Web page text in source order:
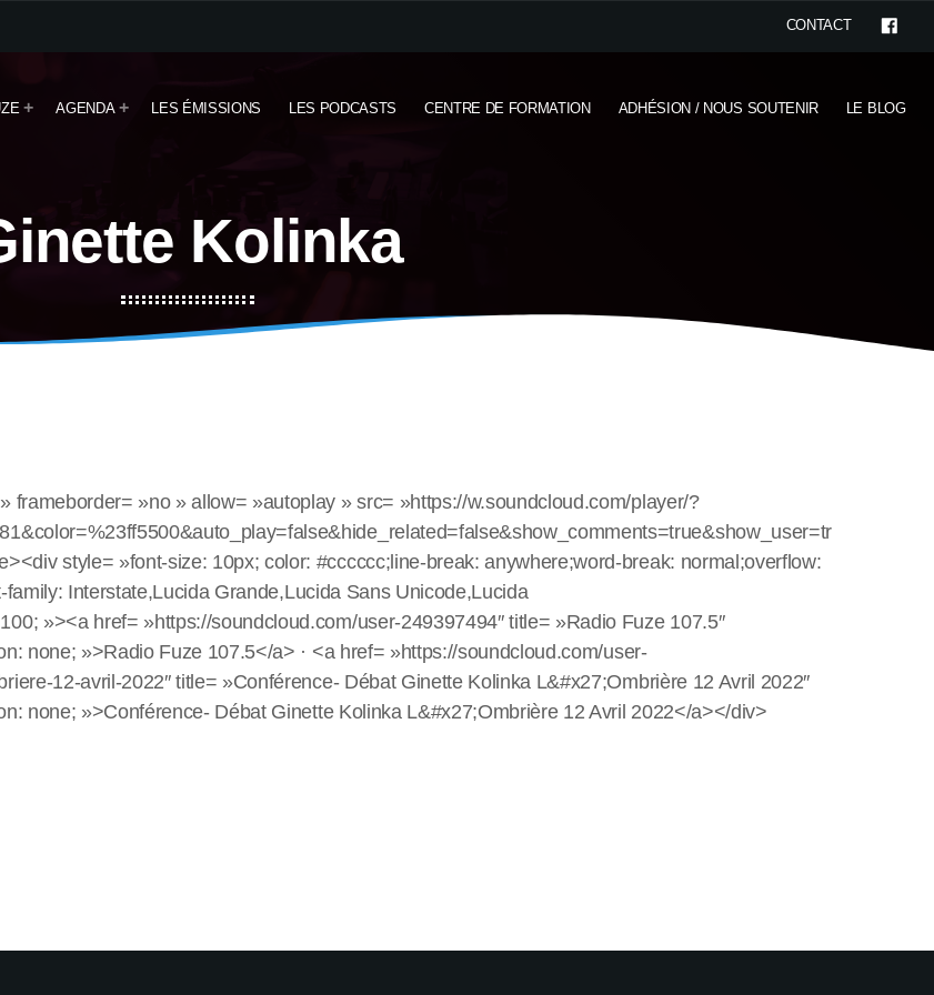
CONTACT
AGENDA LES ÉMISSIONS LES PODCASTS CENTRE DE FORMATION ADHÉSION / NOUS SOUTENIR LE BLOG
Kolinka
frameborder= »no » allow= »autoplay » src= »https://w.soundcloud.com/player/?
style= »font-size: 10px; color: #cccccc;line-break: anywhere;word-break: normal;overflow:
Interstate,Lucida Grande,Lucida Sans Unicode,Lucida
»><a href= »https://soundcloud.com/user-249397494″ title= »Radio Fuze 107.5″
none; »>Radio Fuze 107.5</a> · <a href= »https://soundcloud.com/user-
12-avril-2022″ title= »Conférence- Débat Ginette Kolinka L&#x27;Ombrière 12 Avril 2022″
none; »>Conférence- Débat Ginette Kolinka L&#x27;Ombrière 12 Avril 2022</a></div>